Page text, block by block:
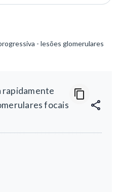
- lesões glomerulares
focais